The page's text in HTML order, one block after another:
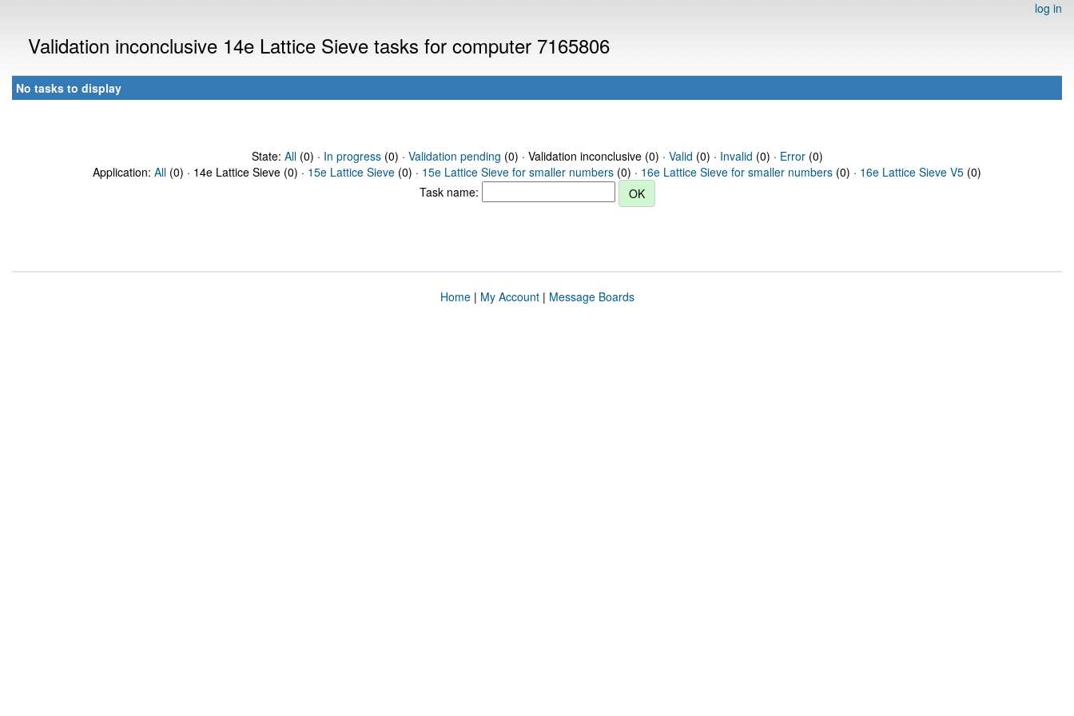
log in
Validation inconclusive 14e Lattice Sieve tasks for computer 7165806
No tasks to display
State: All(0) · In progress(0) · Validation pending (0) · Validation inconclusive (0) · Valid (0) · Invalid (0) · Error(0)
Application: All (0) · 14e Lattice Sieve (0) · 15e Lattice Sieve (0) · 15e Lattice Sieve for smaller numbers (0) · 16e Lattice Sieve for smaller numbers (0) · 16e Lattice Sieve V5 (0)
Task name:
Home| My Account| Message Boards